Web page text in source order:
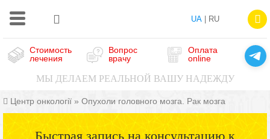
UA| RU
Стоимость
лечения
Вопрос
врачу
Оплата
online
МЫ ДЕЛАЕМ РЕАЛЬНОЙ ВАШУ НАДЕЖДУ
Центр онкології » Опухоли головного мозга. Рак мозга
Быстрая запись на консультацию к